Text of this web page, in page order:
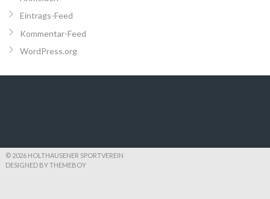
Eintrags-Feed
Kommentar-Feed
WordPress.org
© 2026 HOLTHAUSENER SPORTVEREIN
DESIGNED BY THEMEBOY